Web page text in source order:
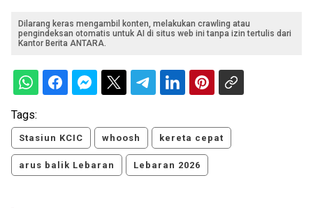
Dilarang keras mengambil konten, melakukan crawling atau
pengindeksan otomatis untuk AI di situs web ini tanpa izin tertulis dari
Kantor Berita ANTARA.
Tags:
Stasiun KCIC whoosh kereta cepat
arus balik Lebaran Lebaran 2026